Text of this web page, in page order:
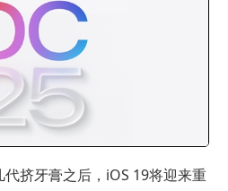
挤牙膏之后，iOS 19将迎来重